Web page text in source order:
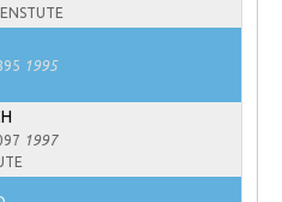
1995
1997